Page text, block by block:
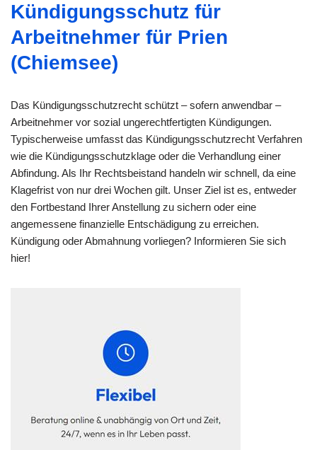
Kündigungsschutz für
Arbeitnehmer für Prien
(Chiemsee)
Das Kündigungsschutzrecht schützt – sofern anwendbar –
Arbeitnehmer vor sozial ungerechtfertigten Kündigungen.
Typischerweise umfasst das Kündigungsschutzrecht Verfahren
wie die Kündigungsschutzklage oder die Verhandlung einer
Abfindung. Als Ihr Rechtsbeistand handeln wir schnell, da eine
Klagefrist von nur drei Wochen gilt. Unser Ziel ist es, entweder
den Fortbestand Ihrer Anstellung zu sichern oder eine
angemessene finanzielle Entschädigung zu erreichen.
Kündigung oder Abmahnung vorliegen? Informieren Sie sich
hier!